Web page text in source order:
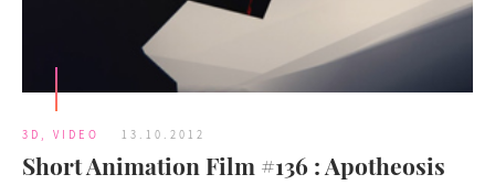
3D VIDEO 13.10.2012
Short Animation Film #136 : Apotheosis